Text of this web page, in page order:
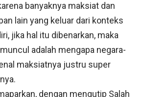
banyaknya maksiat dan
lain yang keluar dari konteks
jika hal itu dibenarkan, maka
adalah mengapa negara-
maksiatnya justru super
dengan mengutip Salah